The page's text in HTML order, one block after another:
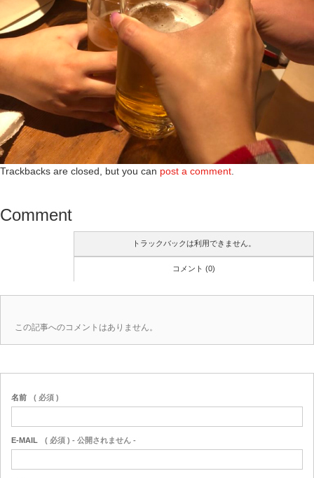
Trackbacks are closed, but you can post a comment.
Comment
トラックバックは利用できません。
コメント (0)
この記事へのコメントはありません。
名前 ( 必須 )
E-MAIL ( 必須 ) - 公開されません -